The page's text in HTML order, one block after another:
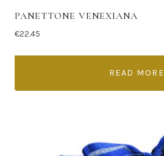
PANETTONE VENEXIANA
€22.45
READ MORE